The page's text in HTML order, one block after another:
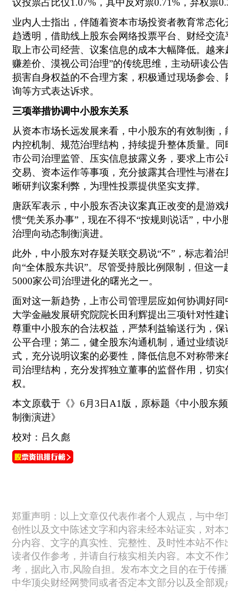
议投票占比仅1.07%，其中反对票0.71%，弃权票
业内人士指出，伴随着资本市场投资者教育常态
趋透明，借助线上股东会网络投票平台、财经交
取上市公司经营、议案信息的成本大幅降低。越
赚差价、漠视公司治理”的传统思维，主动研读公
损害自身权益的不合理方案，积极通过现场参会
询等方式表达诉求。
三项举措协调中小股东关系
从资本市场长远发展来看，中小股东的有效制衡
内控机制、规范治理结构，持续提升整体质量。
市公司治理监管、压实信息披露义务，要求上市
交易、资本运作等事项，充分披露其合理性与潜
晰研判议案利弊，为理性投票提供坚实支撑。
唐跃军表示，中小股东否决议案真正改变的是游
惯“凭关系办事”，现在不得不“按规则说话”，中小
治理向动态制衡演进。
此外，中小股东对存疑关联交易说“不”，标志着治
向“全体股东共识”。尽管受持股比例限制，但这
5000家公司治理进化的曙光之一。
面对这一新趋势，上市公司管理层应如何协调好
大学金融发展研究院院长田利辉提出三项针对性
尊重中小股东的合法权益，严禁利益输送行为，
公平合理；第二，健全股东沟通机制，通过业绩
式，充分说明议案的必要性，降低信息不对称带
司治理结构，充分发挥独立董事的监督作用，切
权。
本文原载于《》6月3日A1版，原标题《中小股东
制衡演进》
校对：吕久彪